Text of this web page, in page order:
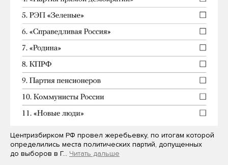
Центризбирком РФ провел жеребьевку, по итогам которой
определились места политических партий, допущенных
до выборов в Г… Читать дальше